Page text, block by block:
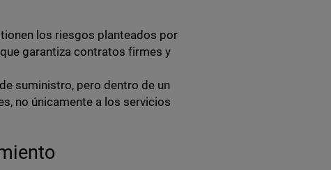
los riesgos planteados por
garantiza contratos firmes y
suministro, pero dentro de un
no únicamente a los servicios